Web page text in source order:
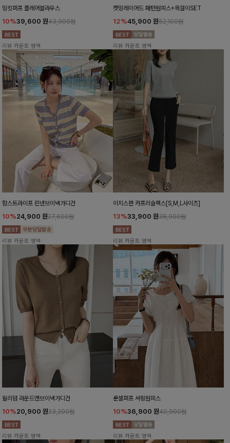
밍킷퍼프 플레어블라우스
10%39,600 원43,900원
리뷰 카운트 영역
캣밍레이어드 패턴원피스+목걸이SET
12%45,900 원52,100원
리뷰 카운트 영역
함스트라이프 린넨브이넥가디건
10%24,900 원27,600원
리뷰 카운트 영역
이지스판 카프리슬랙스[S,M,L사이즈]
13%33,900 원38,900원
리뷰 카운트 영역
윌리덤 라운드앤브이넥가디건
10%20,900 원23,200원
리뷰 카운트 영역
룬셀퍼프 셔링원피스
10%36,900 원40,900원
리뷰 카운트 영역